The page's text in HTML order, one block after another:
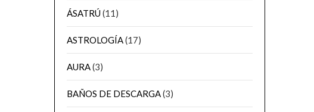
ÁSATRÚ(11)
ASTROLOGÍA(17)
AURA(3)
BAÑOS DE DESCARGA(3)